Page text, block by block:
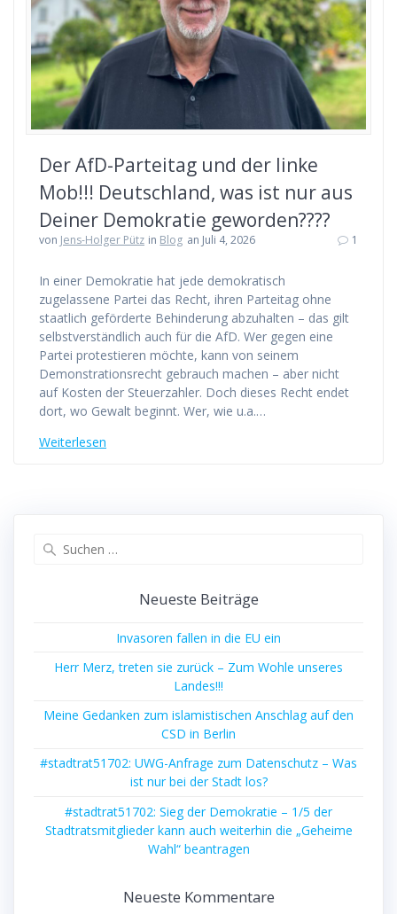
Der AfD-Parteitag und der linke
Mob!!! Deutschland, was ist nur aus
Deiner Demokratie geworden????
von Jens-Holger Pütz in Blog an Juli 4, 2026 1
In einer Demokratie hat jede demokratisch
zugelassene Partei das Recht, ihren Parteitag ohne
staatlich geförderte Behinderung abzuhalten – das gilt
selbstverständlich auch für die AfD. Wer gegen eine
Partei protestieren möchte, kann von seinem
Demonstrationsrecht gebrauch machen – aber nicht
auf Kosten der Steuerzahler. Doch dieses Recht endet
dort, wo Gewalt beginnt. Wer, wie u.a.…
Weiterlesen
Neueste Beiträge
Invasoren fallen in die EU ein
Herr Merz, treten sie zurück – Zum Wohle unseres
Landes!!!
Meine Gedanken zum islamistischen Anschlag auf den
CSD in Berlin
#stadtrat51702: UWG-Anfrage zum Datenschutz – Was
ist nur bei der Stadt los?
#stadtrat51702: Sieg der Demokratie – 1/5 der
Stadtratsmitglieder kann auch weiterhin die „Geheime
Wahl“ beantragen
Neueste Kommentare